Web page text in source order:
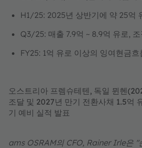
H1/25: 2025년 상반기에 약 25억
Q3/25: 매출 7.9억 ~ 8.9억 유로,
FY25: 1억 유로 이상의 잉여현금
오스트리아 프렘슈테텐, 독일 뮌헨
조달 및 2027년 만기 전환사채 1.5억
기 예비 실적 발표
ams OSRAM의 CFO, Rainer Irle은 "